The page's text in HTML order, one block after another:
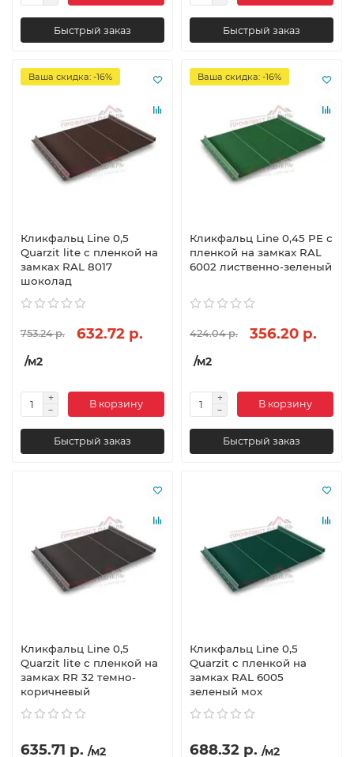
Быстрый заказ Быстрый заказ
Ваша скидка: -16%
Кликфальц Line 0,5
Quarzit lite с пленкой на
замках RAL 8017
шоколад
753.24 р. 632.72 р.
/м2
В корзину
Быстрый заказ
Ваша скидка: -16%
Кликфальц Line 0,45 PE с
пленкой на замках RAL
6002 лиственно-зеленый
424.04 р. 356.20 р.
/м2
В корзину
Быстрый заказ
Кликфальц Line 0,5
Quarzit lite с пленкой на
замках RR 32 темно-
коричневый
635.71 р. /м2
Кликфальц Line 0,5
Quarzit с пленкой на
замках RAL 6005
зеленый мох
688.32 р. /м2